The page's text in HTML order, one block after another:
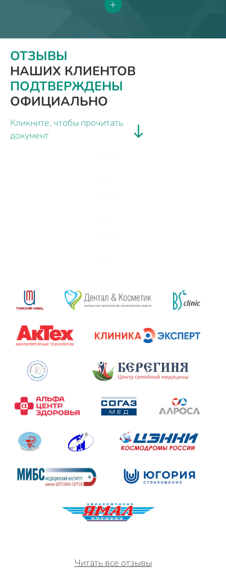
+
ОТЗЫВЫ
НАШИХ КЛИЕНТОВ
ПОДТВЕРЖДЕНЫ
ОФИЦИАЛЬНО
Кликните, чтобы прочитать
документ
Читать все отзывы